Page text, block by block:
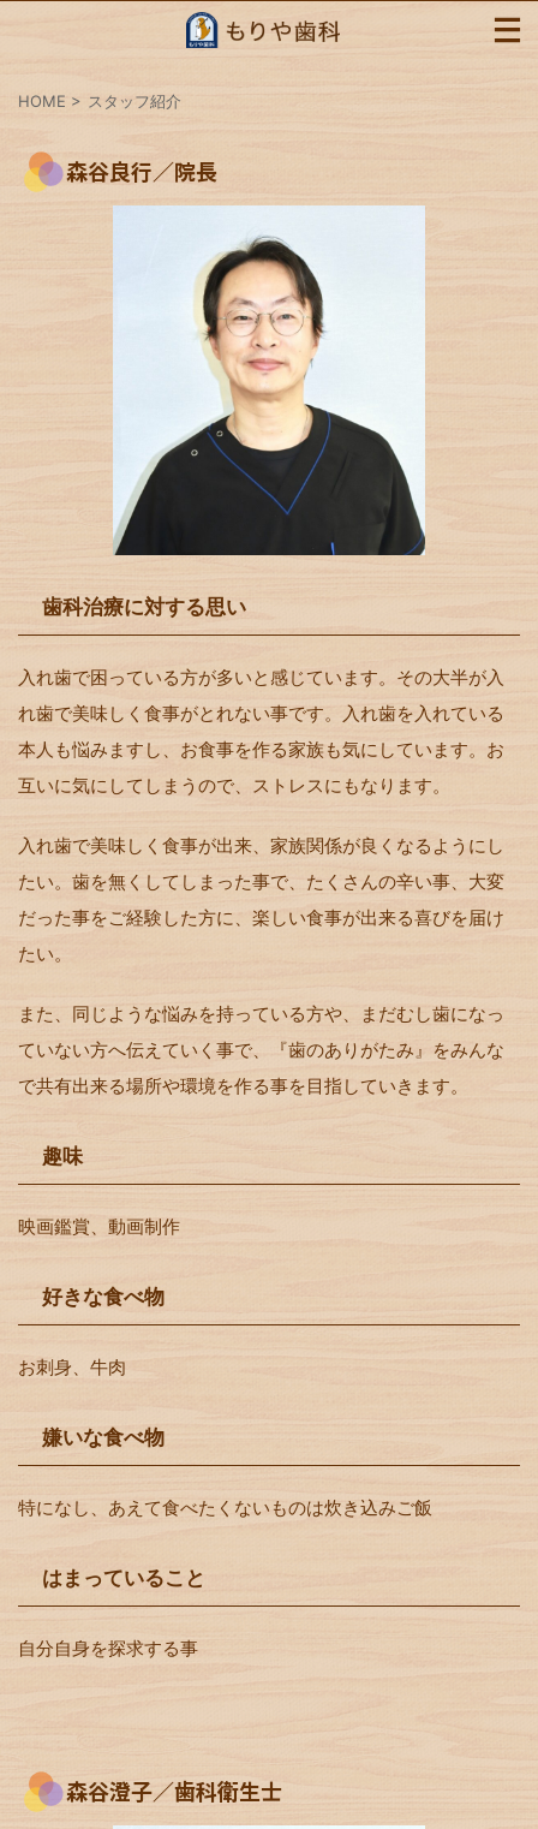
HOME > スタッフ紹介
森谷良行／院長
歯科治療に対する思い
入れ歯で困っている方が多いと感じています。その大半が入
れ歯で美味しく食事がとれない事です。入れ歯を入れている
本人も悩みますし、お食事を作る家族も気にしています。お
互いに気にしてしまうので、ストレスにもなります。
入れ歯で美味しく食事が出来、家族関係が良くなるようにし
たい。歯を無くしてしまった事で、たくさんの辛い事、大変
だった事をご経験した方に、楽しい食事が出来る喜びを届け
たい。
また、同じような悩みを持っている方や、まだむし歯になっ
ていない方へ伝えていく事で、『歯のありがたみ』をみんな
で共有出来る場所や環境を作る事を目指していきます。
趣味
映画鑑賞、動画制作
好きな食べ物
お刺身、牛肉
嫌いな食べ物
特になし、あえて食べたくないものは炊き込みご飯
はまっていること
自分自身を探求する事
森谷澄子／歯科衛生士